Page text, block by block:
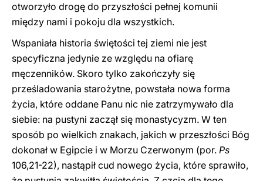
otworzyło drogę do przyszłości pełnej komunii
między nami i pokoju dla wszystkich.
Wspaniała historia świętości tej ziemi nie jest
specyficzna jedynie ze względu na ofiarę
męczenników. Skoro tylko zakończyły się
prześladowania starożytne, powstała nowa forma
życia, które oddane Panu nic nie zatrzymywało dla
siebie: na pustyni zaczął się monastycyzm. W ten
sposób po wielkich znakach, jakich w przeszłości Bóg
dokonał w Egipcie i w Morzu Czerwonym (por. Ps
106,21-22), nastąpił cud nowego życia, które sprawiło,